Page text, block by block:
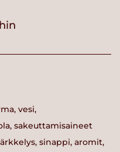
vesi,
sakeuttamisaineet
sinappi, aromit,